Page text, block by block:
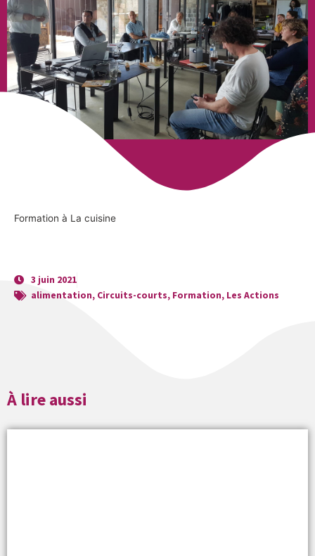
Formation à La cuisine
3 juin 2021
alimentation, Circuits-courts, Formation, Les Actions
À lire aussi